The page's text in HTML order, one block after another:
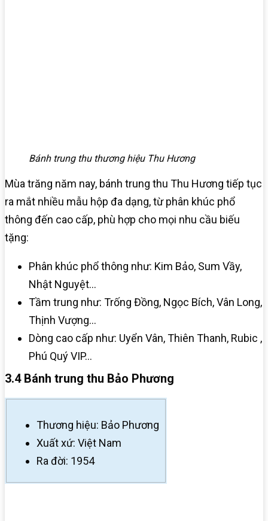
Bánh trung thu thương hiệu Thu Hương
Mùa trăng năm nay, bánh trung thu Thu Hương tiếp tục
ra mắt nhiều mẫu hộp đa dạng, từ phân khúc phổ
thông đến cao cấp, phù hợp cho mọi nhu cầu biếu
tặng:
Phân khúc phổ thông như: Kim Bảo, Sum Vầy,
Nhật Nguyệt…
Tầm trung như: Trống Đồng, Ngọc Bích, Vân Long,
Thịnh Vượng…
Dòng cao cấp như: Uyển Vân, Thiên Thanh, Rubic ,
Phú Quý VIP…
3.4 Bánh trung thu Bảo Phương
Thương hiệu: Bảo Phương
Xuất xứ: Việt Nam
Ra đời: 1954